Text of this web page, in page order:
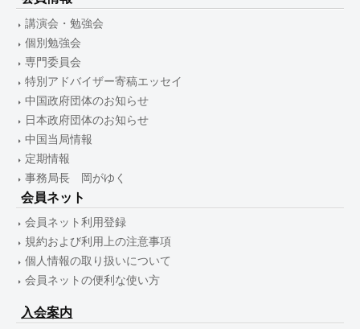
講演会・勉強会
個別勉強会
専門委員会
特別アドバイザー寄稿エッセイ
中国政府団体のお知らせ
日本政府団体のお知らせ
中国当局情報
定期情報
事務局長 岡がゆく
会員ネット
会員ネット利用登録
規約および利用上の注意事項
個人情報の取り扱いについて
会員ネットの便利な使い方
入会案内